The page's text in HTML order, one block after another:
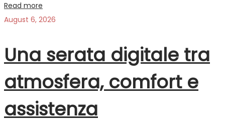
Read more
August 6, 2026
Una serata digitale tra
atmosfera, comfort e
assistenza